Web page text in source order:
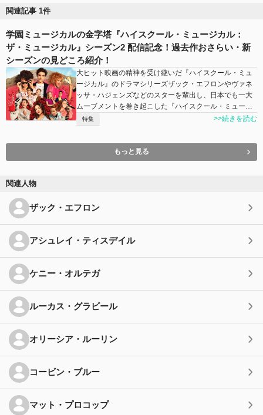
関連記事 1件
学園ミュージカルの金字塔『ハイスクール・ミュージカル：
ザ・ミュージカル』シーズン2 配信記念！過去作おさらい・新
シーズンの見どころ紹介！
大ヒット映画の精神を受け継いだ『ハイスクール・ミュ
ージカル』のドラマシリーズザック・エフロンやヴァネ
ッサ・ハジェンズなどのスターを輩出し、日本でも一大
ムーブメントを巻き起こした『ハイスクール・ミュー…
特集 >>続きを読む
もっと見る
関連人物
ザック・エフロン
アシュレイ・ティスデイル
ケニー・オルテガ
ルーカス・グラビール
オリーシア・ルーリン
コービン・ブルー
マット・プロコップ